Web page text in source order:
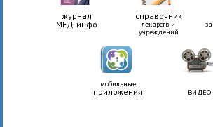
журнал
МЕД-инфо
справочник
лекарств и
учреждений
мобильные
приложения ВИДЕО